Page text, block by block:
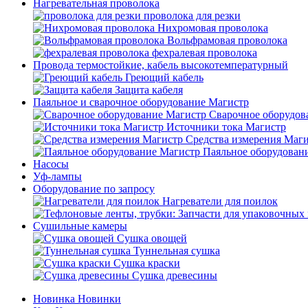
Нагревательная проволока
проволока для резки
Нихромовая проволока
Вольфрамовая проволока
фехралевая проволока
Провода термостойкие, кабель высокотемпературный
Греющий кабель
Защита кабеля
Паяльное и сварочное оборудование Магистр
Сварочное
Источники тока Магистр
Средства измерения
Паяльное
Насосы
Уф-лампы
Оборудование по запросу
Нагреватели для поилок
Сушильные камеры
Сушка овощей
Туннельная сушка
Сушка краски
Сушка древесины
Новинка Новинки